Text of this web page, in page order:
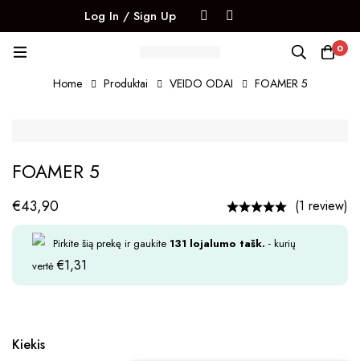
Log In / Sign Up
0
Home Produktai VEIDO ODAI FOAMER 5
FOAMER 5
€43,90 (1 review)
Pirkite šią prekę ir gaukite 131 lojalumo tašk. - kurių
vertė€1,31
Kiekis